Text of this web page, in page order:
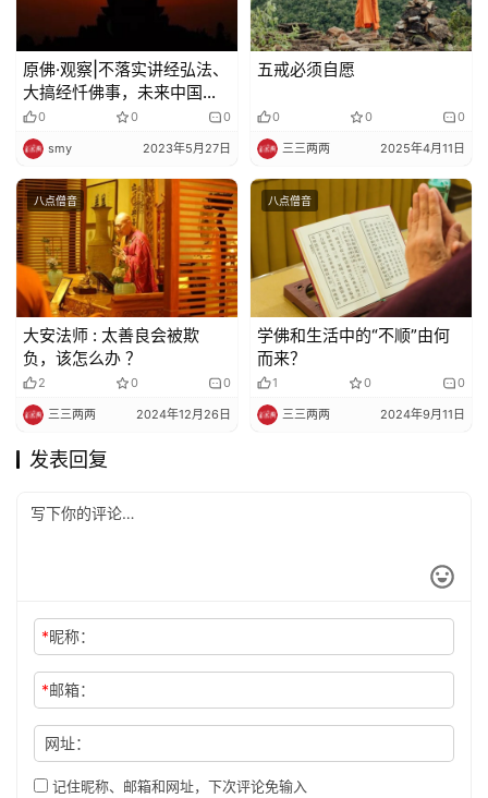
原佛·观察|不落实讲经弘法、
大搞经忏佛事，未来中国佛
教将难以为继
0 0 0
smy 2023年5月27日
五戒必须自愿
0 0 0
三三两两 2025年4月11日
八点僧音
大安法师 : 太善良会被欺
负，该怎么办 ？
2 0 0
三三两两 2024年12月26日
八点僧音
学佛和生活中的“不顺”由何
而来？
1 0 0
三三两两 2024年9月11日
发表回复
*昵称：
*邮箱：
网址：
记住昵称、邮箱和网址，下次评论免输入